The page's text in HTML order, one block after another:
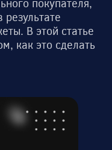
покупателя,
результате
В этой статье
как это сделать